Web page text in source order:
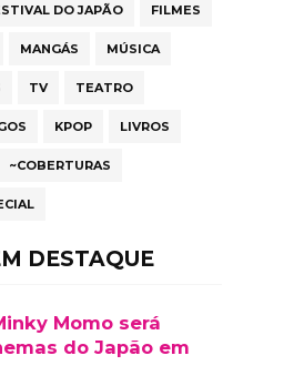
DO JAPÃO FILMES
MANGÁS MÚSICA
TV TEATRO
KPOP LIVROS
~COBERTURAS
DESTAQUE
Momo será
do Japão em